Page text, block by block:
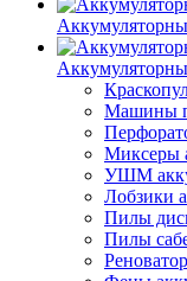
Машины
Миксеры
УШМ
Лобзики
Пилы
Пилы